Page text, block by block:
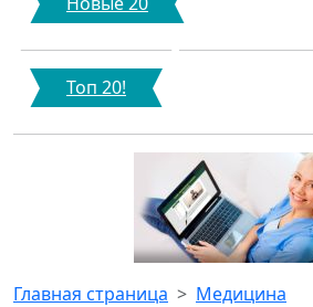
Топ 20!
Главная страница
Медицина